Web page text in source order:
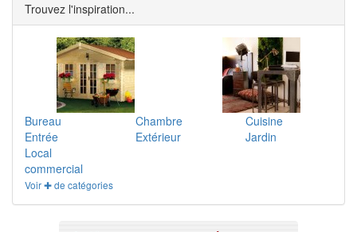
Trouvez l'inspiration...
Bureau Chambre
Cuisine
Entrée
Extérieur
Jardin
Local
commercial
Voir ✚ de catégories